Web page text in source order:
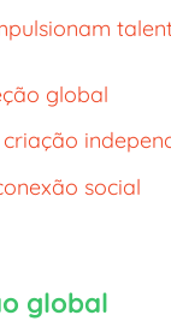
global
social
global